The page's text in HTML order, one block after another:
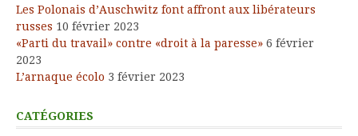
Les Polonais d’Auschwitz font affront aux libérateurs
russes 10 février 2023
«Parti du travail» contre «droit à la paresse» 6 février
2023
L’arnaque écolo 3 février 2023
CATÉGORIES